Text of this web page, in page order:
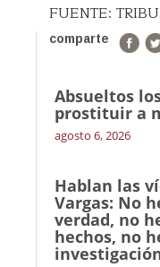
FUENTE:
comparte
Absueltos
prostituir a
agosto 6, 2026
Hablan las
Vargas: No
verdad, no
hechos, no